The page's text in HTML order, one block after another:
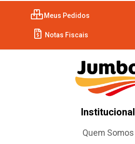
Meus Pedidos
Notas Fiscais
Institucional
Quem Somos